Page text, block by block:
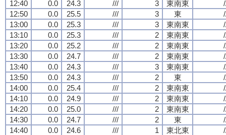
12:40
0.0 24.3 /// 3 東南東
12:50
0.0 25.5 /// 3 東
13:00
0.0 25.3 /// 3 東南東
13:10
0.0 25.3 /// 2 東南東
13:20
0.0 25.2 /// 2 東南東
13:30
0.0 24.7 /// 2 東南東
13:40
0.0 24.3 /// 3 東南東
13:50
0.0 24.3 /// 2 東
14:00
0.0 25.4 /// 2 東南東
14:10
0.0 24.9 /// 2 東南東
14:20
0.0 25.0 /// 2 東南東
14:30
0.0 24.7 /// 2 東
14:40
0.0 24.6 /// 1 東北東